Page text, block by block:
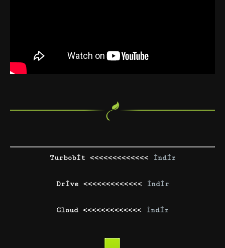
Turbobit <<<<<<<<<<<<< İndir
Drive <<<<<<<<<<<<< İndir
Cloud <<<<<<<<<<<<< İndir